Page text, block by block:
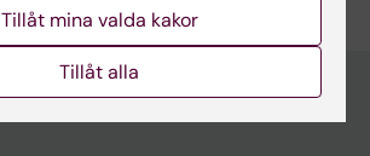
Tillåt mina valda kakor
Tillåt alla